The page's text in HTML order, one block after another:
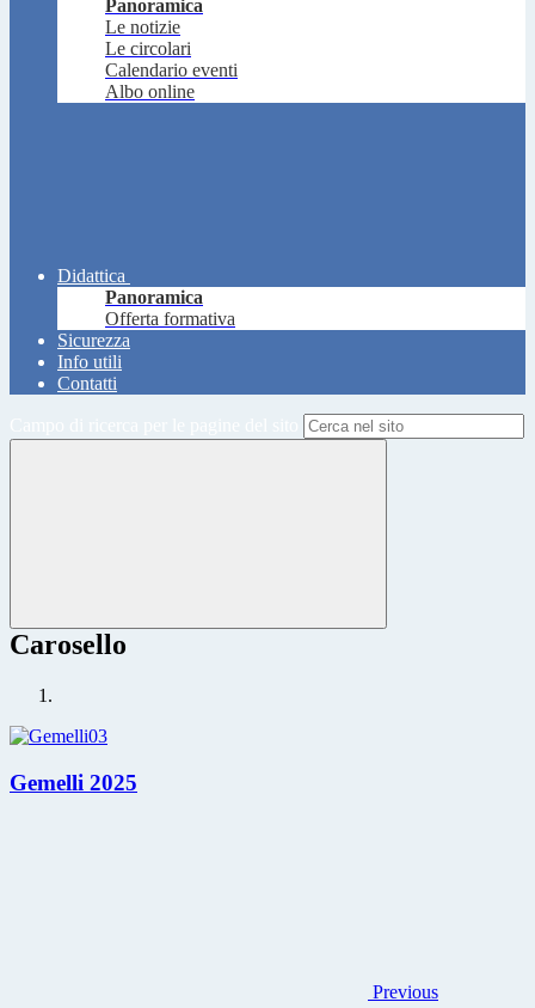
Panoramica
Le notizie
Le circolari
Calendario eventi
Albo online
Didattica
Panoramica
Offerta formativa
Sicurezza
Info utili
Contatti
Carosello
Gemelli 2025
Previous